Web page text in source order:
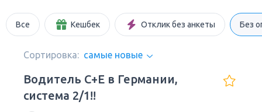
Все Кешбек Отклик без анкеты Без
Сортировка: самые новые
Водитель C+E в Германии,
система 2/1!!